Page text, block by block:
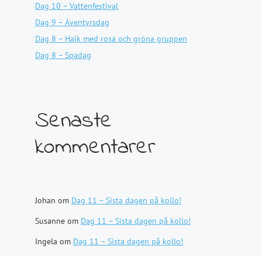
Dag 10 – Vattenfestival
Dag 9 – Äventyrsdag
Dag 8 – Hajk med rosa och gröna gruppen
Dag 8 – Spadag
Senaste
kommentarer
Johan om Dag 11 – Sista dagen på kollo!
Susanne om Dag 11 – Sista dagen på kollo!
Ingela om Dag 11 – Sista dagen på kollo!